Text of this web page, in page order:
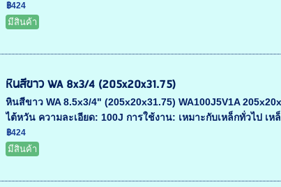
฿424
มีสินค้า
หินสีขาว WA 8x3/4 (205x20x31.75)
หินสีขาว WA 8.5x3/4" (205x20x31.75) WA100J5V1A
ไต้หวัน ความละเอียด: 100J การใช้งาน: เหมาะกับเหล็กทั่วไป เห
฿424
มีสินค้า